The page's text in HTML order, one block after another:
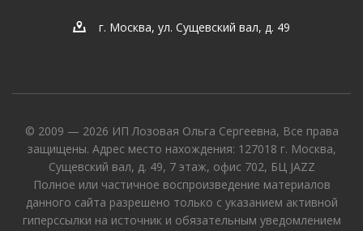
г. Москва, ул. Сущевский вал, д. 49
© 2009 — 2026 ИП Лозовая Ольга Сергеевна, Все права
защищены. Адрес место нахождения: 127018 г. Москва,
Сущевский вал, д. 49, 7 этаж, офис 702, БЦ JAZZ
Полное или частичное воспроизведение материалов
данного сайта разрешено только с указанием активной
гиперссылки на источник и обязательным уведомлением